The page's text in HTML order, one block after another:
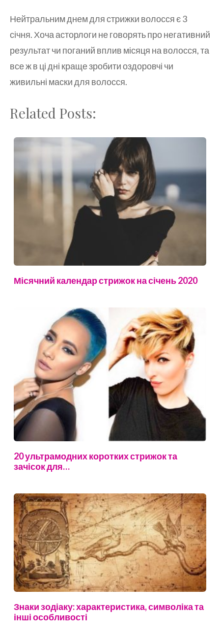
Нейтральним днем для стрижки волосся є 3
січня. Хоча асторлоги не говорять про негативний
результат чи поганий вплив місяця на волосся, та
все ж в ці дні краще зробити оздоровчі чи
живильні маски для волосся.
Related Posts:
Місячний календар стрижок на січень 2020
20 ультрамодних коротких стрижок та
зачісок для…
Знаки зодіаку: характеристика, символіка та
інші особливості